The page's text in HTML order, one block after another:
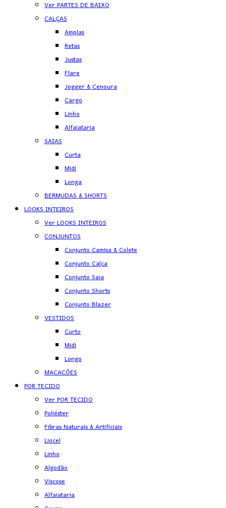
Ver PARTES DE BAIXO
CALÇAS
Amplas
Retas
Justas
Flare
Jogger & Cenoura
Cargo
Linho
Alfaiataria
SAIAS
Curta
Midi
Longa
BERMUDAS & SHORTS
LOOKS INTEIROS
Ver LOOKS INTEIROS
CONJUNTOS
Conjunto Camisa & Colete
Conjunto Calça
Conjunto Saia
Conjunto Shorts
Conjunto Blazer
VESTIDOS
Curto
Midi
Longo
MACACÕES
POR TECIDO
Ver POR TECIDO
Poliéster
Fibras Naturais & Artificiais
Liocel
Linho
Algodão
Viscose
Alfaiataria